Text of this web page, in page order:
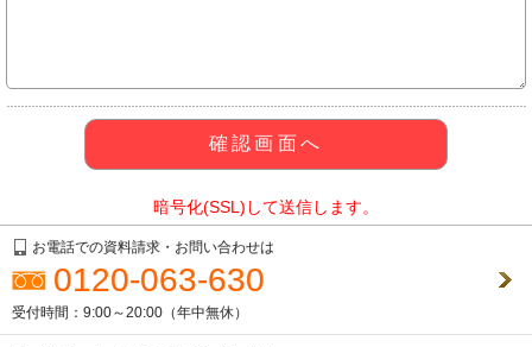
暗号化(SSL)して送信します。
お電話での資料請求・お問い合わせは
0120-063-630
受付時間：9:00～20:00（年中無休）